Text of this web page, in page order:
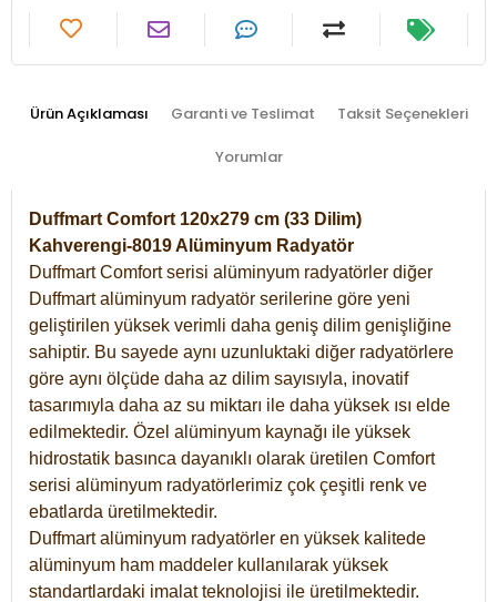
Ürün Açıklaması Garanti ve Teslimat Taksit Seçenekleri
Yorumlar
Duffmart Comfort 120x279 cm (33 Dilim)
Kahverengi-8019 Alüminyum Radyatör
Duffmart Comfort serisi alüminyum radyatörler diğer
Duffmart alüminyum radyatör serilerine göre yeni
geliştirilen yüksek verimli daha geniş dilim genişliğine
sahiptir. Bu sayede aynı uzunluktaki diğer radyatörlere
göre aynı ölçüde daha az dilim sayısıyla, inovatif
tasarımıyla daha az su miktarı ile daha yüksek ısı elde
edilmektedir. Özel alüminyum kaynağı ile yüksek
hidrostatik basınca dayanıklı olarak üretilen Comfort
serisi alüminyum radyatörlerimiz çok çeşitli renk ve
ebatlarda üretilmektedir.
Duffmart alüminyum radyatörler en yüksek kalitede
alüminyum ham maddeler kullanılarak yüksek
standartlardaki imalat teknolojisi ile üretilmektedir.